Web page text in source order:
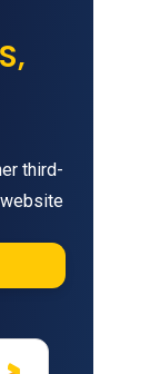
third-